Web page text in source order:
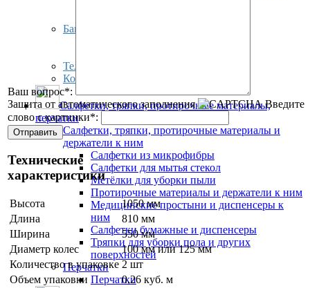
Баки для мусора
Тележки с мешками
Колёса для тележек
Салфетки, тряпки, протирочные материалы,
перчатки
Салфетки, тряпки, протирочные материалы и
держатели к ним
Салфетки из микрофибры
Салфетки для мытья стекол
Метёлки для уборки пыли
Протирочные материалы и держатели к ним
Медицинские простыни и диспенсеры к
ним
Салфетки бумажные и диспенсеры
Тряпки для уборки пола и других
поверхностей
Перчатки
Перчатки
Ваш вопрос*:
Защита от автоматического заполнения
Введите
слово с картинки*:
Технические
характеристики
Высота
1050 мм
Длина
810 мм
Ширина
550 мм
Диаметр колес
100 мм или 125 мм
Количество в упаковке 2 шт
Объем упаковки
0,26 куб. м